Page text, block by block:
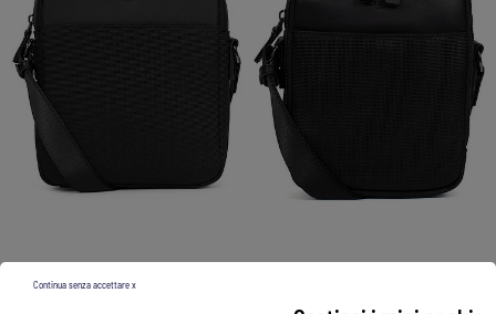
Continua senza accettare x
59,00 €